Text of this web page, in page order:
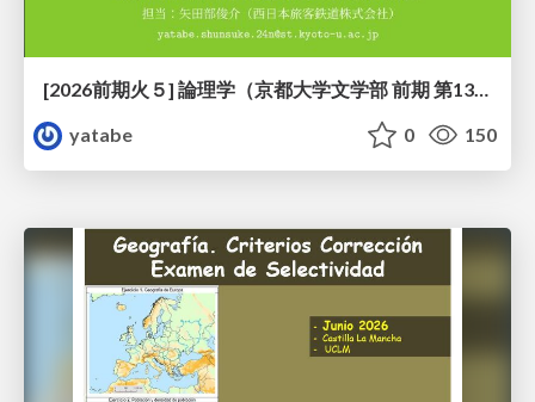
[2026前期火５] 論理学（京都大学文学部 前期 第13回）「走って、止まって、積み上がる」
yatabe
0 150